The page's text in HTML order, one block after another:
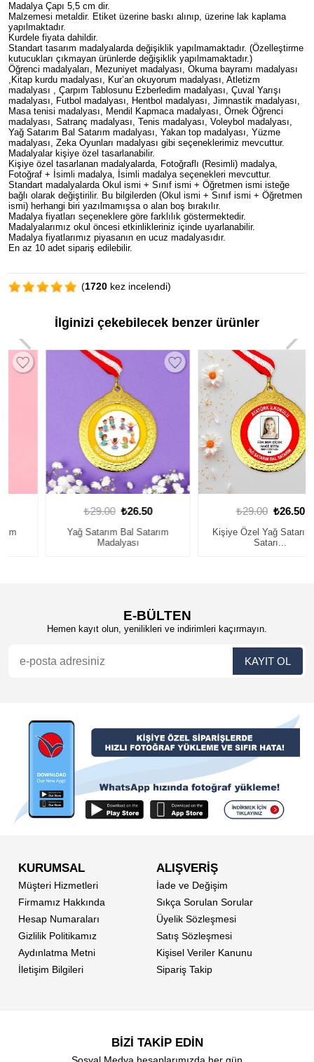
Madalya Çapı 5,5 cm dir.
Malzemesi metaldir. Etiket üzerine baskı alınıp, üzerine lak kaplama
yapılmaktadır.
Kurdele fiyata dahildir.
Standart tasarım madalyalarda değişiklik yapılmamaktadır. (Özelleştirme
kutucukları çıkmayan ürünlerde değişiklik yapılmamaktadır.)
Öğrenci madalyaları, Mezuniyet madalyası, Okuma bayramı madalyası
,Kitap kurdu madalyası, Kur’an okuyorum madalyası, Atletizm
madalyası , Çarpım Tablosunu Ezberledim madalyası, Çuval Yarışı
madalyası, Futbol madalyası, Hentbol madalyası, Jimnastik madalyası,
Masa tenisi madalyası, Mendil Kapmaca madalyası, Örnek Öğrenci
madalyası, Satranç madalyası, Tenis madalyası, Voleybol madalyası,
Yağ Satarım Bal Satarım madalyası, Yakan top madalyası, Yüzme
madalyası, Zeka Oyunları madalyası gibi seçeneklerimiz mevcuttur.
Madalyalar kişiye özel tasarlanabilir.
Kişiye özel tasarlanan madalyalarda, Fotoğraflı (Resimli) madalya,
Fotoğraf + İsimli madalya, İsimli madalya seçenekleri mevcuttur.
Standart madalyalarda Okul ismi + Sınıf ismi + Öğretmen ismi isteğe
bağlı olarak değiştirilir. Bu bilgilerden (Okul ismi + Sınıf ismi + Öğretmen
ismi) herhangi biri yazılmamışsa o alan boş bırakılır.
Madalya fiyatları seçeneklere göre farklılık göstermektedir.
Madalyalarımız okul öncesi etkinlikleriniz içinde uyarlanabilir.
Madalya fiyatlarımız piyasanın en ucuz madalyasıdır.
En az 10 adet sipariş edilebilir.
(1720 kez incelendi)
İlginizi çekebilecek benzer ürünler
₺26.50
Yağ Satarım Bal Satarım
Madalyası
₺26.50
Kişiye Özel Yağ Satarım Bal
E-BÜLTEN
Hemen kayıt olun, yenilikleri ve indirimleri kaçırmayın.
KURUMSAL
Müşteri Hizmetleri
Firmamız Hakkında
Hesap Numaraları
Gizlilik Politikamız
Aydınlatma Metni
İletişim Bilgileri
ALIŞVERİŞ
İade ve Değişim
Sıkça Sorulan Sorular
Üyelik Sözleşmesi
Satış Sözleşmesi
Kişisel Veriler Kanunu
Sipariş Takip
BİZİ TAKİP EDİN